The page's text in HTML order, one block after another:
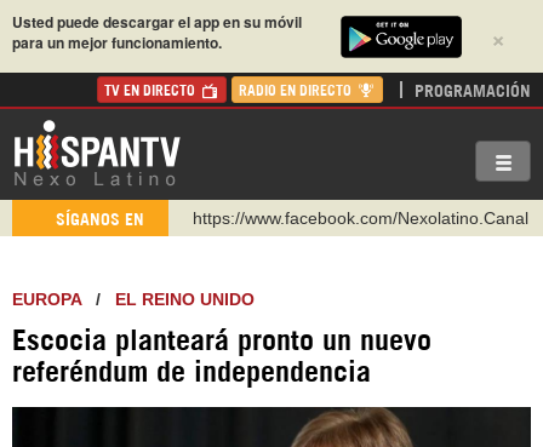
×
Usted puede descargar el app en su móvil
para un mejor funcionamiento.
TV EN DIRECTO RADIO EN DIRECTO PROGRAMACIÓN
SÍGANOS EN
https://www.facebook.com/Nexolatino.Canal
http://twitter.com/nexo_latino
https://t.me/hispantvcanal
https://urmedium.com/c/hispantv
Instagram como: hispan_tv
EUROPA/ EL REINO UNIDO
Escocia planteará pronto un nuevo
referéndum de independencia